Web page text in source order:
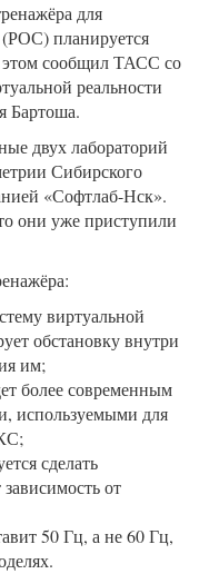
для
планируется
этом сообщил ТАСС со
реальности
Бартоша.
двух лабораторий
Сибирского
«Софтлаб-Нск».
они уже приступили
виртуальной
обстановку внутри
им;
более современным
используемыми для
сделать
от
50 Гц, а не 60 Гц,